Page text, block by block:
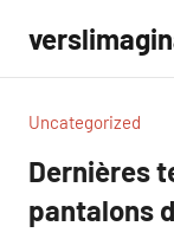
contenu
Uncategorized
Dernières
pantalons